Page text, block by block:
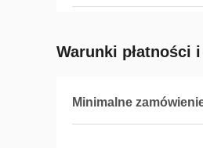
Warunki płatności
Minimalne